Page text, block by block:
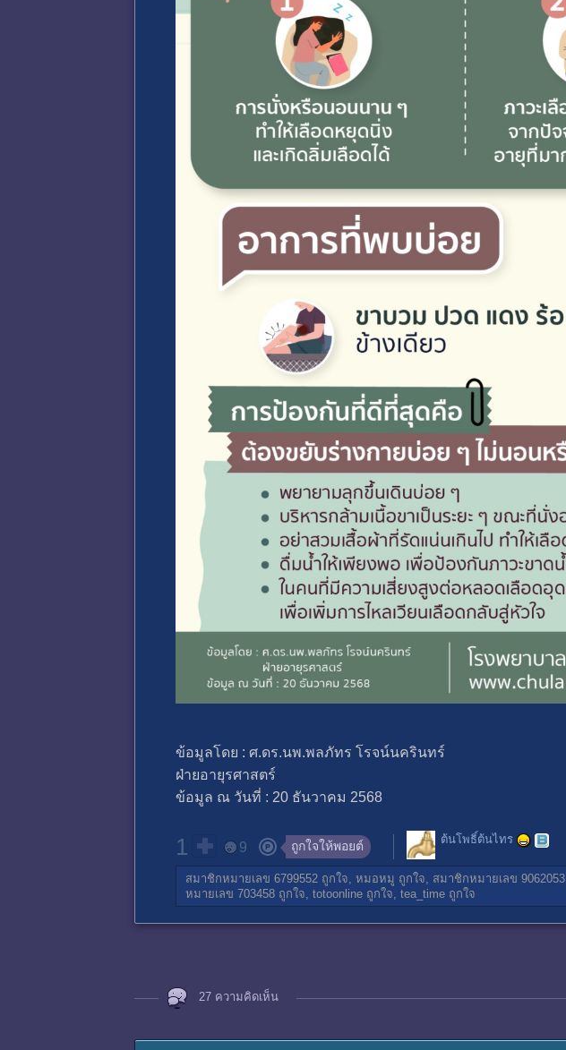
ข้อมูลโดย : ศ.ดร.นพ.พลภัทร โรจน์นครินทร์
ฝ่ายอายุรศาสตร์
ข้อมูล ณ วันที่ : 20 ธันวาคม 2568
1 9 ถูกใจให้พอยต์ ต้นโพธิ์ต้นไทร
สมาชิกหมายเลข 6799552 ถูกใจ, หมอหมู ถูกใจ, สมาชิกหมายเลข 9062053
หมายเลข 703458 ถูกใจ, totoonline ถูกใจ, tea_time ถูกใจ
27 ความคิดเห็น